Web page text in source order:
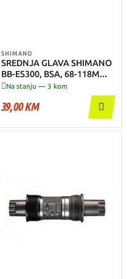
SHIMANO
SREDNJA GLAVA SHIMANO
BB-ES300, BSA, 68-118MM,
OCTALINK
Na stanju — 3 kom
39,00 KM 